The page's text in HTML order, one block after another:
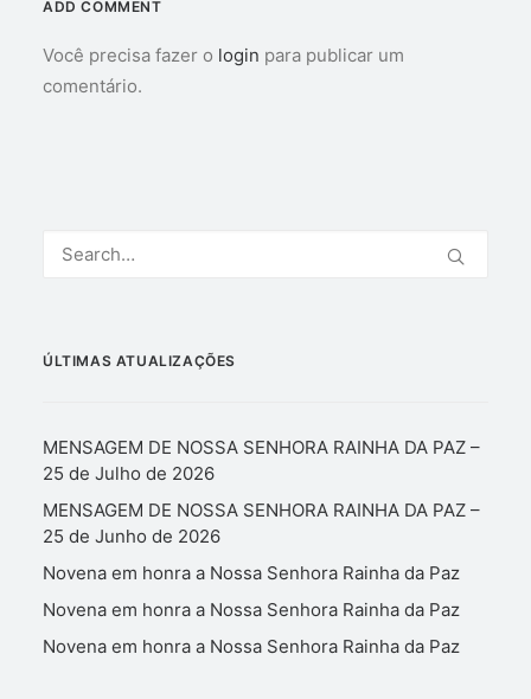
ADD COMMENT
Você precisa fazer o login para publicar um
comentário.
ÚLTIMAS ATUALIZAÇÕES
MENSAGEM DE NOSSA SENHORA RAINHA DA PAZ –
25 de Julho de 2026
MENSAGEM DE NOSSA SENHORA RAINHA DA PAZ –
25 de Junho de 2026
Novena em honra a Nossa Senhora Rainha da Paz
Novena em honra a Nossa Senhora Rainha da Paz
Novena em honra a Nossa Senhora Rainha da Paz